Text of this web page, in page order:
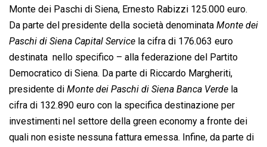
Monte dei Paschi di Siena, Ernesto Rabizzi 125.000 euro.
Da parte del presidente della società denominata  Monte dei
Paschi di Siena Capital Service  la cifra di 176.063 euro
destinata  nello specifico – alla federazione del Partito
Democratico di Siena. Da parte di Riccardo Margheriti,
presidente di  Monte dei Paschi di Siena Banca Verde  la
cifra di 132.890 euro con la specifica destinazione per
investimenti nel settore della green economy a fronte dei
quali non esiste nessuna fattura emessa. Infine, da parte di